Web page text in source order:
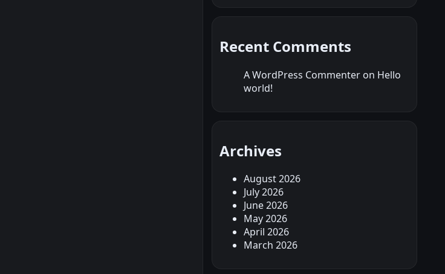
Recent Comments
A WordPress Commenter on Hello
world!
Archives
August 2026
July 2026
June 2026
May 2026
April 2026
March 2026